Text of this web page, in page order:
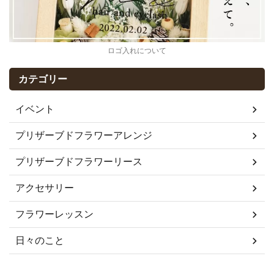
ロゴ入れについて
カテゴリー
イベント
プリザーブドフラワーアレンジ
プリザーブドフラワーリース
アクセサリー
フラワーレッスン
日々のこと